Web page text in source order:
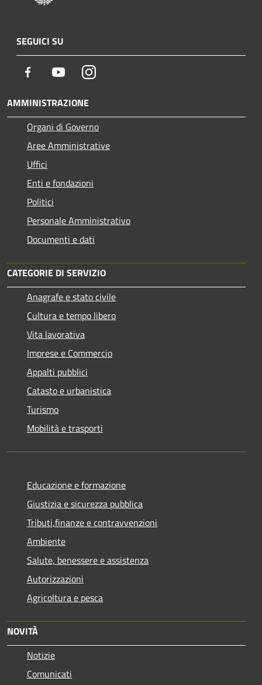
SEGUICI SU
Facebook YoutubeInstagram
AMMINISTRAZIONE
Organi di Governo
Aree Amministrative
Uffici
Enti e fondazioni
Politici
Personale Amministrativo
Documenti e dati
CATEGORIE DI SERVIZIO
Anagrafe e stato civile
Cultura e tempo libero
Vita lavorativa
Imprese e Commercio
Appalti pubblici
Catasto e urbanistica
Turismo
Mobilità e trasporti
Educazione e formazione
Giustizia e sicurezza pubblica
Tributi,finanze e contravvenzioni
Ambiente
Salute, benessere e assistenza
Autorizzazioni
Agricoltura e pesca
NOVITÀ
Notizie
Comunicati